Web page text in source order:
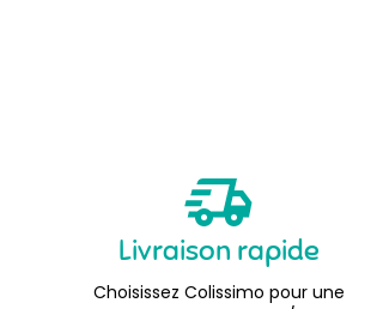
Livraison rapide
Choisissez Colissimo pour une